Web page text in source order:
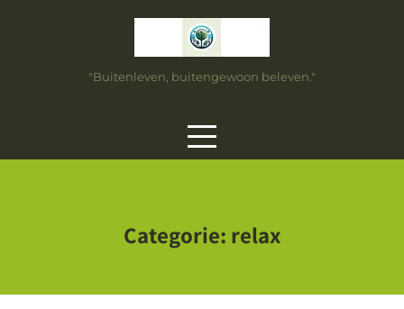
"Buitenleven, buitengewoon beleven."
Categorie: relax